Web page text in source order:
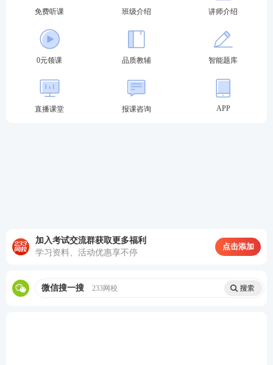
资料：【 免费领《内部讲义》包邮 】【法考备考
资料免费下载
免费听课 班级介绍 讲师介绍
0元领课 品质教辅 智能题库
直播课堂 报课咨询 APP
加入考试交流群获取更多福利
学习资料、活动优惠享不停
点击添加
微信搜一搜 233网校